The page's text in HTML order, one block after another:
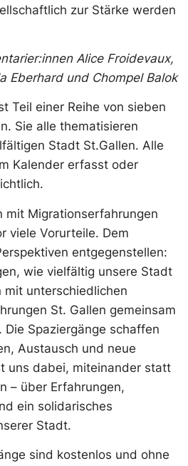
zur Stärke werden
Alice Froidevaux,
Eberhard und Chompel Balok
Teil einer Reihe von sieben
Sie alle thematisieren
Stadt St.Gallen. Alle
Kalender erfasst oder
mit Migrationserfahrungen
viele Vorurteile. Dem
entgegenstellen:
wie vielfältig unsere Stadt
unterschiedlichen
St. Gallen gemeinsam
Spaziergänge schaffen
Austausch und neue
uns dabei, miteinander statt
– über Erfahrungen,
ein solidarisches
Stadt.
sind kostenlos und ohne